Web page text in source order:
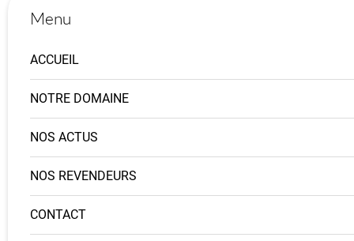
Menu
ACCUEIL
NOTRE DOMAINE
NOS ACTUS
NOS REVENDEURS
CONTACT